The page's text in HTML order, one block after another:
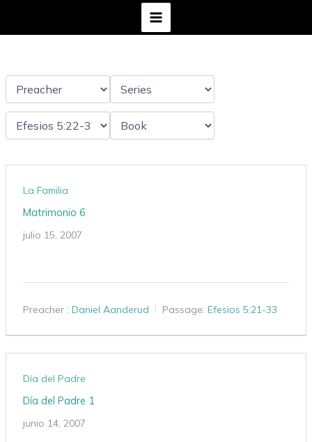
La Familia
Matrimonio 6
julio 15, 2007
Preacher : Daniel Aanderud Passage: Efesios 5:21-33
Día del Padre
Día del Padre 1
junio 14, 2007